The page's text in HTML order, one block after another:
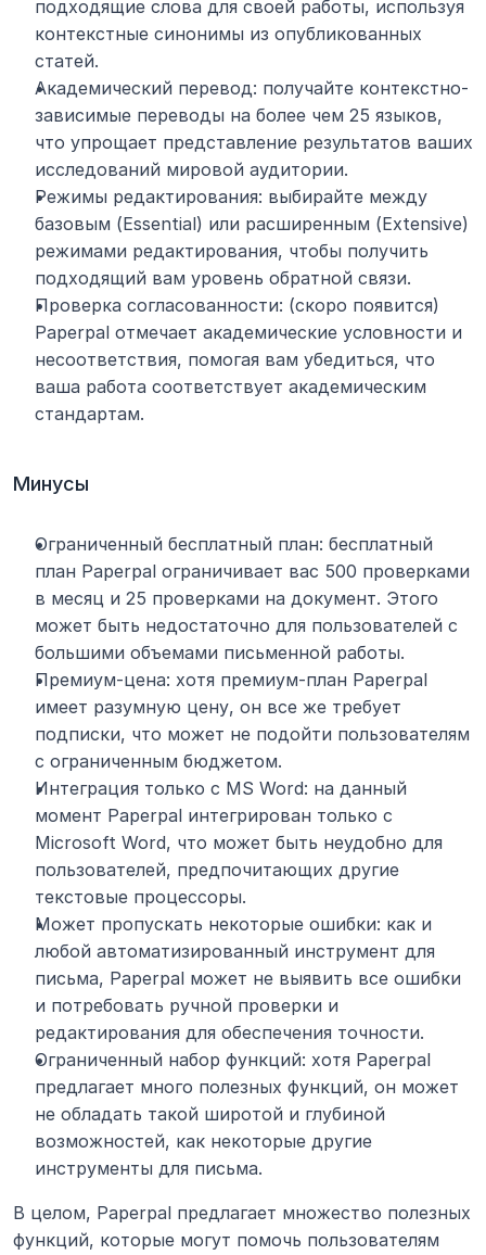
подходящие слова для своей работы, используя
контекстные синонимы из опубликованных
статей.
Академический перевод: получайте контекстно-
зависимые переводы на более чем 25 языков,
что упрощает представление результатов ваших
исследований мировой аудитории.
Режимы редактирования: выбирайте между
базовым (Essential) или расширенным (Extensive)
режимами редактирования, чтобы получить
подходящий вам уровень обратной связи.
Проверка согласованности: (скоро появится)
Paperpal отмечает академические условности и
несоответствия, помогая вам убедиться, что
ваша работа соответствует академическим
стандартам.
Минусы
Ограниченный бесплатный план: бесплатный
план Paperpal ограничивает вас 500 проверками
в месяц и 25 проверками на документ. Этого
может быть недостаточно для пользователей с
большими объемами письменной работы.
Премиум-цена: хотя премиум-план Paperpal
имеет разумную цену, он все же требует
подписки, что может не подойти пользователям
с ограниченным бюджетом.
Интеграция только с MS Word: на данный
момент Paperpal интегрирован только с
Microsoft Word, что может быть неудобно для
пользователей, предпочитающих другие
текстовые процессоры.
Может пропускать некоторые ошибки: как и
любой автоматизированный инструмент для
письма, Paperpal может не выявить все ошибки
и потребовать ручной проверки и
редактирования для обеспечения точности.
Ограниченный набор функций: хотя Paperpal
предлагает много полезных функций, он может
не обладать такой широтой и глубиной
возможностей, как некоторые другие
инструменты для письма.
В целом, Paperpal предлагает множество полезных
функций, которые могут помочь пользователям